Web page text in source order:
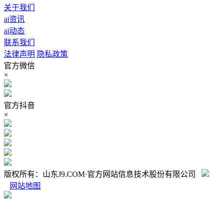
关于我们
ai资讯
ai动态
联系我们
法律声明 隐私政策
官方微信
×
官方抖音
×
版权所有：山东J9.COM·官方网站信息技术股份有限公司
网站地图